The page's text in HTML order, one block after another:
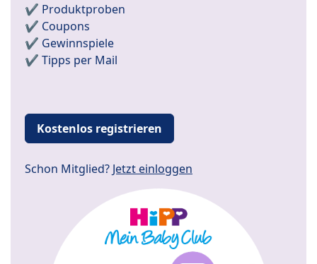
✔️ Produktproben
✔️ Coupons
✔️ Gewinnspiele
✔️ Tipps per Mail
Kostenlos registrieren
Schon Mitglied? Jetzt einloggen